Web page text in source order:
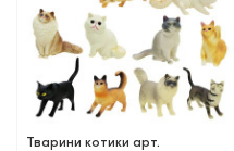
Тварини котики арт.